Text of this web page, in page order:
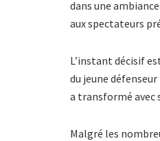
dans une
aux spectateurs
L’instant décisif
du jeune
a transformé avec
Malgré les